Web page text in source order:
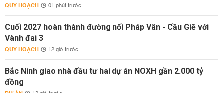
QUY HOẠCH 01 phút trước
Cuối 2027 hoàn thành đường nối Pháp Vân - Cầu Giẽ với
Vành đai 3
QUY HOẠCH 12 giờ trước
Bắc Ninh giao nhà đầu tư hai dự án NOXH gần 2.000 tỷ
đồng